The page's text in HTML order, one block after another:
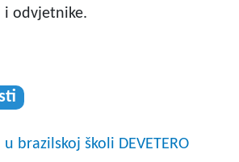
i odvjetnike.
brazilskoj školi DEVETERO